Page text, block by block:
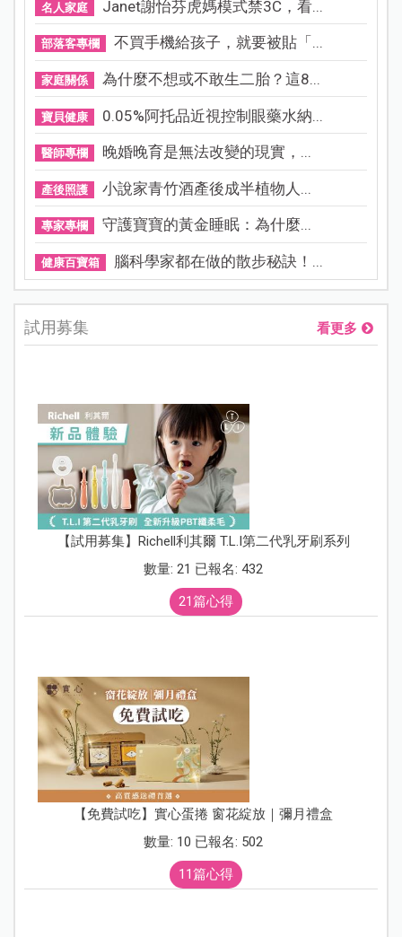
名人家庭 Janet謝怡芬虎媽模式禁3C，看...
部落客專欄 不買手機給孩子，就要被貼「...
家庭關係 為什麼不想或不敢生二胎？這8...
寶貝健康 0.05%阿托品近視控制眼藥水納...
醫師專欄 晚婚晚育是無法改變的現實，...
產後照護 小說家青竹酒產後成半植物人...
專家專欄 守護寶寶的黃金睡眠：為什麼...
健康百寶箱 腦科學家都在做的散步秘訣！...
試用募集 看更多
【試用募集】Richell利其爾 T.L.I第二代乳牙刷系列
數量: 21 已報名: 432
21篇心得
【免費試吃】實心蛋捲 窗花綻放｜彌月禮盒
數量: 10 已報名: 502
11篇心得